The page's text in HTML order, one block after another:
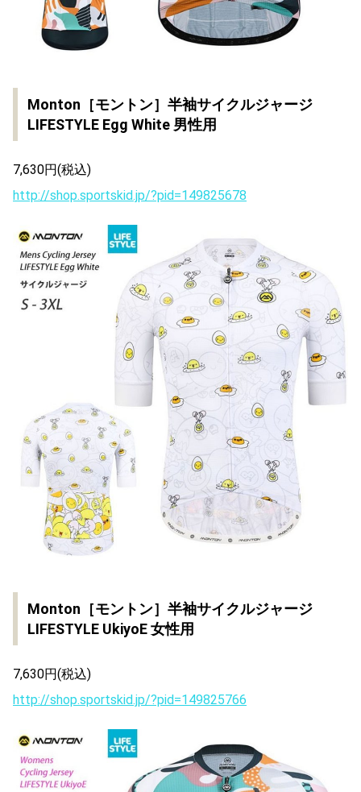
Monton［モントン］半袖サイクルジャージ
LIFESTYLE Egg White 男性用
7,630円(税込)
http://shop.sportskid.jp/?pid=149825678
Monton［モントン］半袖サイクルジャージ
LIFESTYLE UkiyoE 女性用
7,630円(税込)
http://shop.sportskid.jp/?pid=149825766